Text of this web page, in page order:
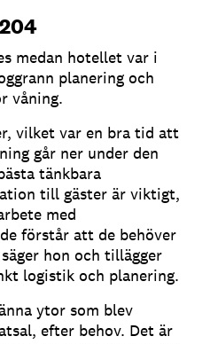
medan hotellet var i
planering och
våning.
vilket var en bra tid att
går ner under den
tänkbara
till gäster är viktigt,
med
förstår att de behöver
hon och tillägger
logistik och planering.
ytor som blev
efter behov. Det är